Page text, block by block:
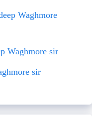
Waghmore
Waghmore sir
sir